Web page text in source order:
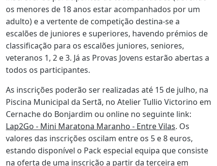
os menores de 18 anos estar acompanhados por um
adulto) e a vertente de competição destina-se a
escalões de juniores e superiores, havendo prémios de
classificação para os escalões juniores, seniores,
veteranos 1, 2 e 3. Já as Provas Jovens estarão abertas a
todos os participantes.
As inscrições poderão ser realizadas até 15 de julho, na
Piscina Municipal da Sertã, no Atelier Tullio Victorino em
Cernache do Bonjardim ou online no seguinte link:
Lap2Go - Mini Maratona Maranho - Entre Vilas. Os
valores das inscrições oscilam entre os 5 e 8 euros,
estando disponível o Pack especial equipa que consiste
na oferta de uma inscrição a partir da terceira em